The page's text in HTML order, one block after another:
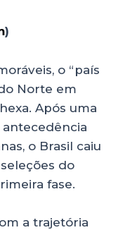
)
o “país
Norte em
Após uma
antecedência
o Brasil caiu
do
fase.
a trajetória